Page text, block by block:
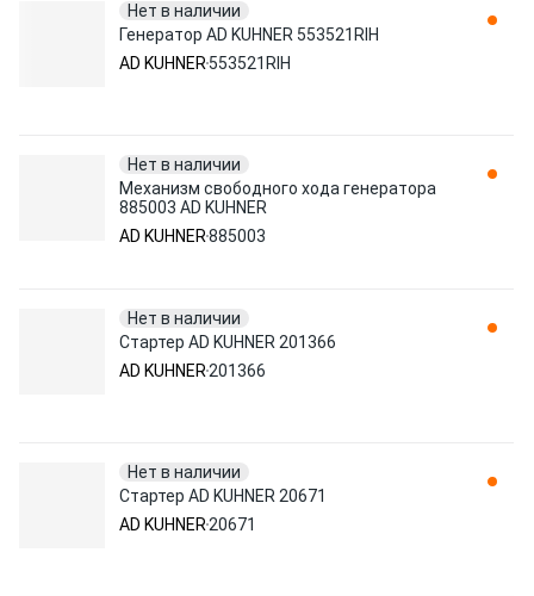
Нет в наличии
Генератор AD KUHNER 553521RIH
AD KUHNER 553521RIH
Нет в наличии
Механизм свободного хода генератора
885003 AD KUHNER
AD KUHNER885003
Нет в наличии
Стартер AD KUHNER 201366
AD KUHNER 201366
Нет в наличии
Стартер AD KUHNER 20671
AD KUHNER 20671